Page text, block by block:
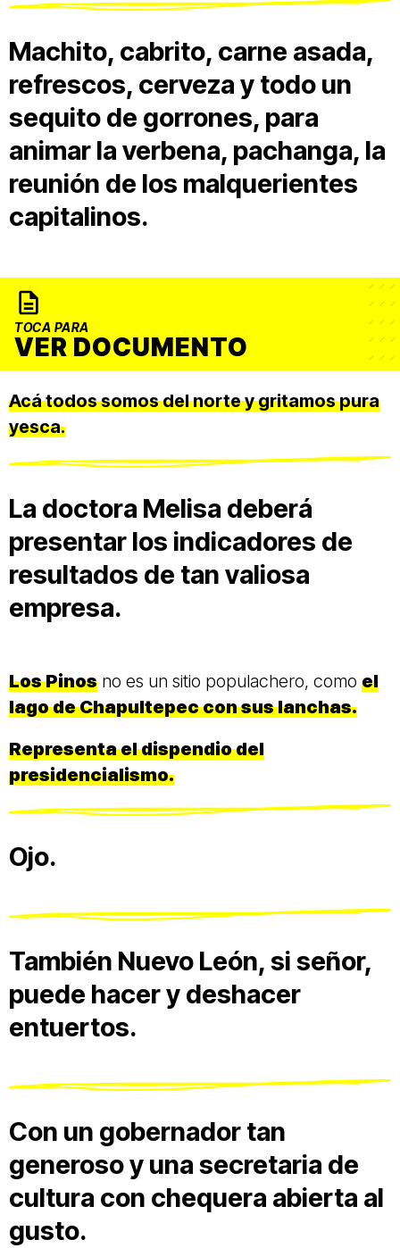
Machito, cabrito, carne asada,
refrescos, cerveza y todo un
sequito de gorrones, para
animar la verbena, pachanga, la
reunión de los malquerientes
capitalinos.
TOCA PARA
VER DOCUMENTO
Acá todos somos del norte y gritamos pura
yesca.
La doctora Melisa deberá
presentar los indicadores de
resultados de tan valiosa
empresa.
Los Pinos no es un sitio populachero, como el
lago de Chapultepec con sus lanchas.
Representa el dispendio del
presidencialismo.
Ojo.
También Nuevo León, si señor,
puede hacer y deshacer
entuertos.
Con un gobernador tan
generoso y una secretaria de
cultura con chequera abierta al
gusto.